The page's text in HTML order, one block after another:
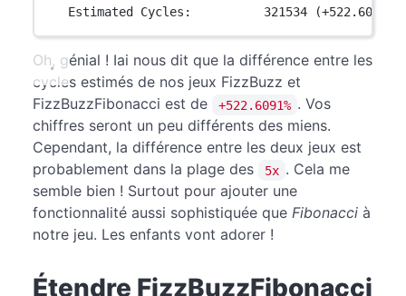
Estimated Cycles:          321534 (+522.6091%)
Oh, génial ! Iai nous dit que la différence entre les
cycles estimés de nos jeux FizzBuzz et
FizzBuzzFibonacci est de
+522.6091% . Vos
chiffres seront un peu différents des miens.
Cependant, la différence entre les deux jeux est
probablement dans la plage des
5x . Cela me
semble bien ! Surtout pour ajouter une
fonctionnalité aussi sophistiquée que Fibonacci à
notre jeu. Les enfants vont adorer !
Étendre FizzBuzzFibonacci